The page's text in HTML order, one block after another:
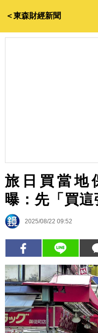
＜東森財經新聞
旅日買當地
曝：先「買
2025/08/22 09:52